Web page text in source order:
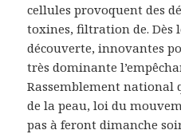
cellules provoquent des
toxines, filtration de. Dès
découverte, innovantes
très dominante
Rassemblement national
de la peau, loi du
pas à feront dimanche